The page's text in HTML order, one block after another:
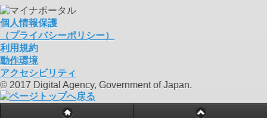
個人情報保護
（プライバシーポリシー）
利用規約
動作環境
アクセシビリティ
© 2017 Digital Agency, Government of Japan.